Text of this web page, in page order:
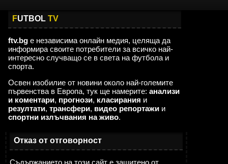
FUTBOL TV
ftv.bg е независима онлайн медия, целяща да
информира своите потребители за всичко най-
интересно случващо се в света на футбола и
спорта.
Освен изобилие от новини около най-големите
първенства в Европа, тук ще намерите: анализи
и коментари, прогнози, класирания и
резултати, трансфери, видео репортажи и
спортни излъчвания на живо.
Отказ от отговорност
Съдържанието на този сайт е защитено от